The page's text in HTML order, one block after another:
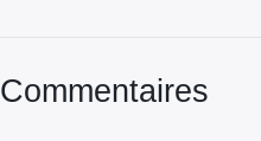
Commentaires